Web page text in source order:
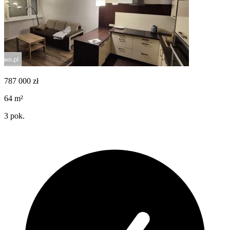
787 000 zł
64 m²
3 pok.